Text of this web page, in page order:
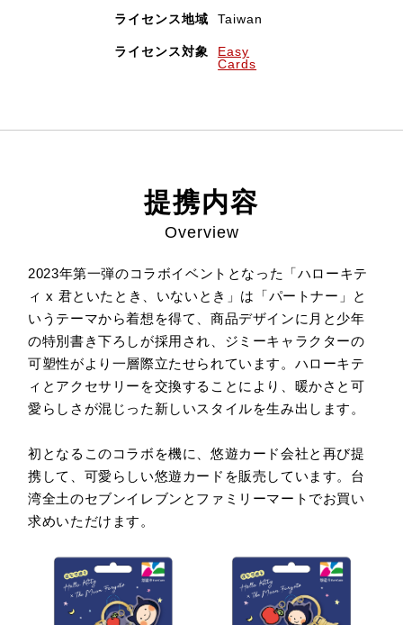
ライセンス地域 Taiwan
ライセンス対象
Easy
Cards
提携内容
Overview
2023年第一弾のコラボイベントとなった「ハローキテ
ィ x 君といたとき、いないとき」は「パートナー」と
いうテーマから着想を得て、商品デザインに月と少年
の特別書き下ろしが採用され、ジミーキャラクターの
可塑性がより一層際立たせられています。ハローキテ
ィとアクセサリーを交換することにより、暖かさと可
愛らしさが混じった新しいスタイルを生み出します。
初となるこのコラボを機に、悠遊カード会社と再び提
携して、可愛らしい悠遊カードを販売しています。台
湾全土のセブンイレブンとファミリーマートでお買い
求めいただけます。